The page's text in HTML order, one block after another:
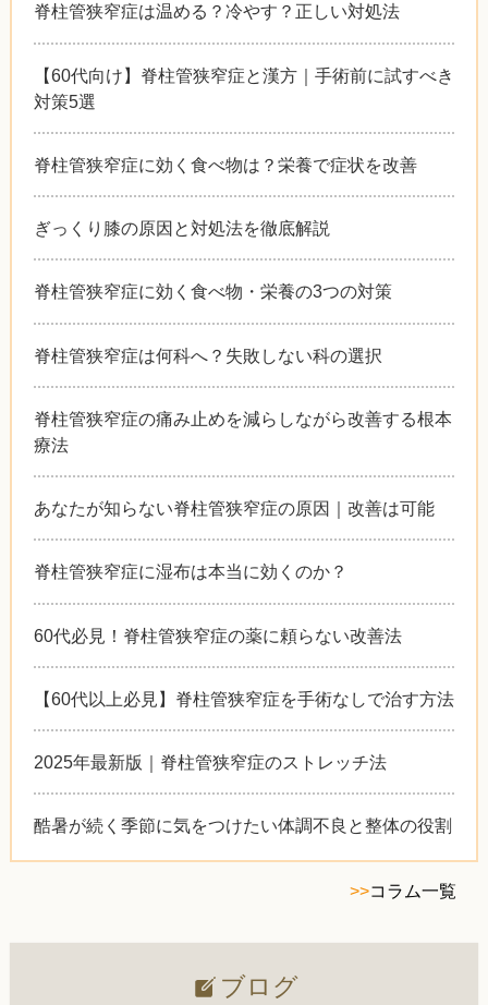
脊柱管狭窄症は温める？冷やす？正しい対処法
【60代向け】脊柱管狭窄症と漢方｜手術前に試すべき
対策5選
脊柱管狭窄症に効く食べ物は？栄養で症状を改善
ぎっくり膝の原因と対処法を徹底解説
脊柱管狭窄症に効く食べ物・栄養の3つの対策
脊柱管狭窄症は何科へ？失敗しない科の選択
脊柱管狭窄症の痛み止めを減らしながら改善する根本
療法
あなたが知らない脊柱管狭窄症の原因｜改善は可能
脊柱管狭窄症に湿布は本当に効くのか？
60代必見！脊柱管狭窄症の薬に頼らない改善法
【60代以上必見】脊柱管狭窄症を手術なしで治す方法
2025年最新版｜脊柱管狭窄症のストレッチ法
酷暑が続く季節に気をつけたい体調不良と整体の役割
>>コラム一覧
ブログ